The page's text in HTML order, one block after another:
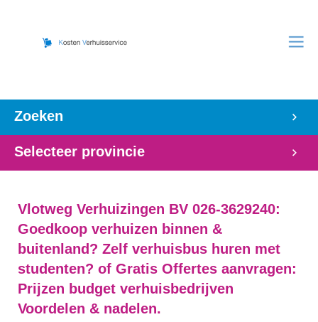
Zoeken
Selecteer provincie
Vlotweg Verhuizingen BV 026-3629240:
Goedkoop verhuizen binnen &
buitenland? Zelf verhuisbus huren met
studenten? of Gratis Offertes aanvragen:
Prijzen budget verhuisbedrijven
Voordelen & nadelen.